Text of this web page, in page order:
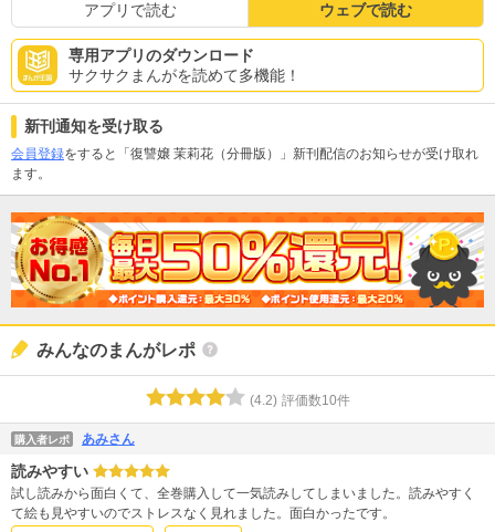
アプリで読む ウェブで読む
専用アプリのダウンロード
サクサクまんがを読めて多機能！
新刊通知を受け取る
会員登録をすると「復讐嬢 茉莉花（分冊版）」新刊配信のお知らせが受け取れ
ます。
みんなのまんがレポ
(4.2) 評価数10件
購入者レポ あみさん
読みやすい
試し読みから面白くて、全巻購入して一気読みしてしまいました。読みやすく
て絵も見やすいのでストレスなく見れました。面白かったです。